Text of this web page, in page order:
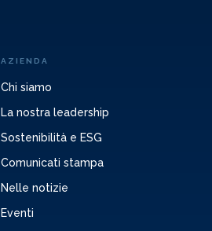
AZIENDA
Chi siamo
La nostra leadership
Sostenibilità e ESG
Comunicati stampa
Nelle notizie
Eventi